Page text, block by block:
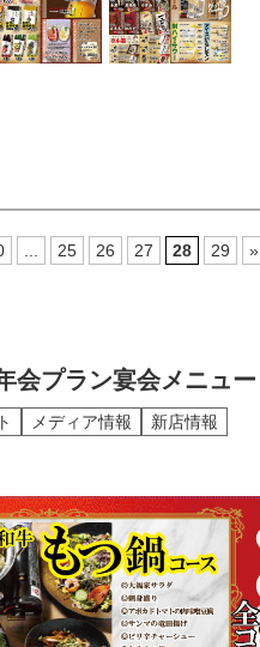
... 25 26 27 28 29 »
プラン宴会メニュー
メディア情報 新店情報